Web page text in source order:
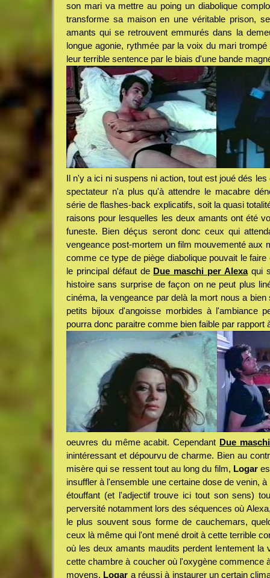
son mari va mettre au poing un diabolique
transforme sa maison en une véritable prison,
amants qui se retrouvent emmurés dans la
longue agonie, rythmée par la voix du mari
leur terrible sentence par le biais d'une bande
Il n'y a ici ni suspens ni action, tout est joué dés
spectateur n'a plus qu'à attendre le macabre
série de flashes-back explicatifs, soit la quasi
raisons pour lesquelles les deux amants ont été
funeste. Bien déçus seront donc ceux qui
vengeance post-mortem un film mouvementé aux
comme ce type de piège diabolique pouvait le
le principal défaut de Due maschi per Alexaqui
histoire sans surprise de façon on ne peut plus
cinéma, la vengeance par delà la mort nous a
petits bijoux d'angoisse morbides à l'ambiance
pourra donc paraitre comme bien faible par rapport
oeuvres du même acabit. Cependant Due
inintéressant et dépourvu de charme. Bien au
misère qui se ressent tout au long du film, Logar
insuffler à l'ensemble une certaine dose de venin,
étouffant (et l'adjectif trouve ici tout son sens)
perversité notamment lors des séquences où
le plus souvent sous forme de cauchemars,
ceux là même qui l'ont mené droit à cette terrible
où les deux amants maudits perdent lentement la
cette chambre à coucher où l'oxygène commence
moyens, Logar a réussi à instaurer un certain